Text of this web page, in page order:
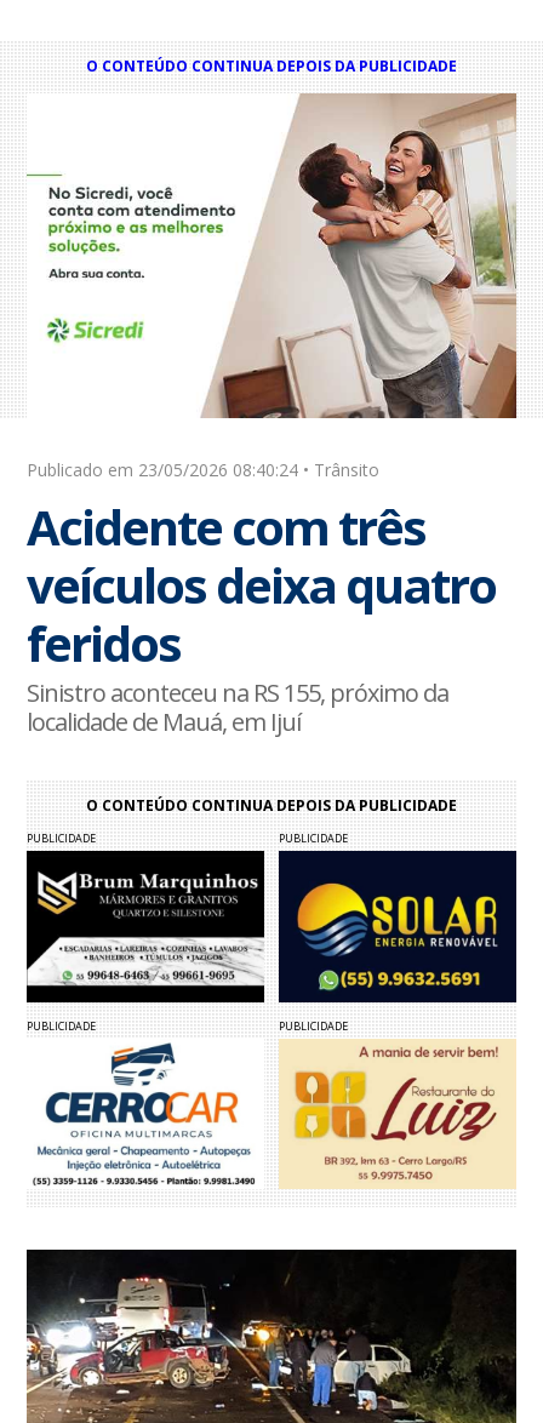
O CONTEÚDO CONTINUA DEPOIS DA PUBLICIDADE
Publicado em 23/05/2026 08:40:24 • Trânsito
Acidente com três
veículos deixa quatro
feridos
Sinistro aconteceu na RS 155, próximo da
localidade de Mauá, em Ijuí
O CONTEÚDO CONTINUA DEPOIS DA PUBLICIDADE
PUBLICIDADE PUBLICIDADE
PUBLICIDADE PUBLICIDADE